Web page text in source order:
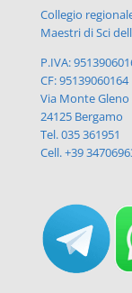
Collegio
Maestri di Sci
P.IVA:
CF: 95139060164
Via Monte Gleno
24125 Bergamo
Tel. 035 361951
Cell. +39